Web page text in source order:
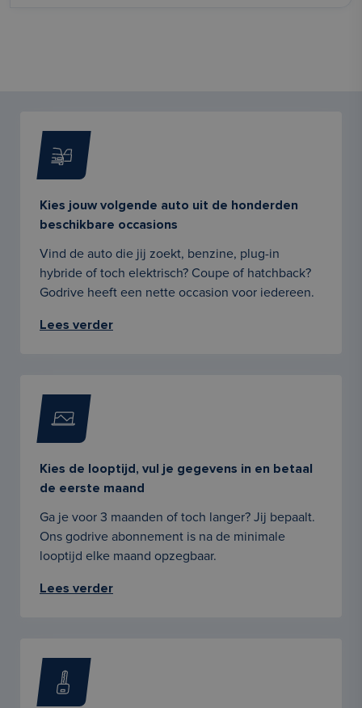
Kies jouw volgende auto uit de honderden
beschikbare occasions
Vind de auto die jij zoekt, benzine, plug-in
hybride of toch elektrisch? Coupe of hatchback?
Godrive heeft een nette occasion voor iedereen.
Lees verder
Kies de looptijd, vul je gegevens in en betaal
de eerste maand
Ga je voor 3 maanden of toch langer? Jij bepaalt.
Ons godrive abonnement is na de minimale
looptijd elke maand opzegbaar.
Lees verder